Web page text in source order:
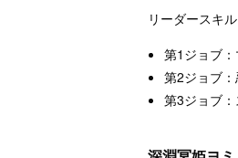
リーダースキ
第1ジョブ
第2ジョブ
第3ジョブ